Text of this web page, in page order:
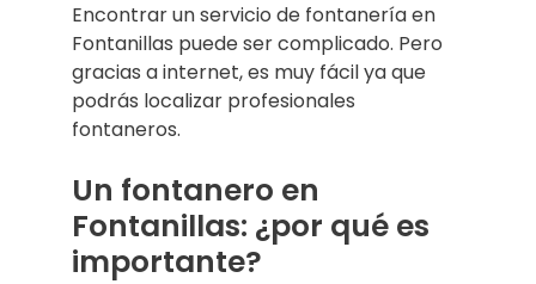
Encontrar un servicio de fontanería en
Fontanillas puede ser complicado. Pero
gracias a internet, es muy fácil ya que
podrás localizar profesionales
fontaneros.
Un fontanero en
Fontanillas: ¿por qué es
importante?